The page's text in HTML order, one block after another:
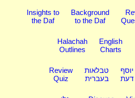
Insights to
the Daf
Background
to the Daf
Halachah
Outlines
English
Charts
Review
Quiz
טבלאות
בעברית
יוסף
דעת